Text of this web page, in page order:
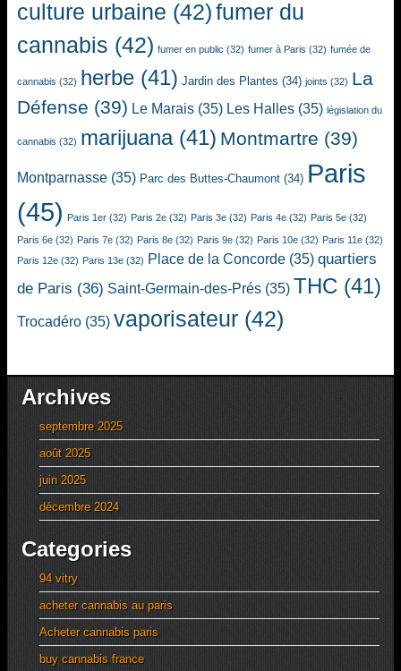
culture urbaine (42)fumer du
cannabis (42) fumer en public (32) fumer à Paris (32) fumée de
cannabis (32) herbe (41) Jardin des Plantes (34) joints (32) La
Défense (39) Le Marais (35) Les Halles (35) législation du
cannabis (32) marijuana(41) Montmartre (39)
Montparnasse (35) Parc des Buttes-Chaumont (34) Paris
(45) Paris 1er (32) Paris 2e (32) Paris 3e (32) Paris 4e (32) Paris 5e (32)
Paris 6e (32) Paris 7e (32) Paris 8e (32) Paris 9e (32) Paris 10e (32) Paris 11e (32)
Paris 12e (32) Paris 13e (32) Place de la Concorde (35) quartiers
de Paris (36) Saint-Germain-des-Prés (35) THC (41)
Trocadéro (35) vaporisateur (42)
Archives
septembre 2025
août 2025
juin 2025
décembre 2024
Categories
94 vitry
acheter cannabis au paris
Acheter cannabis paris
buy cannabis france